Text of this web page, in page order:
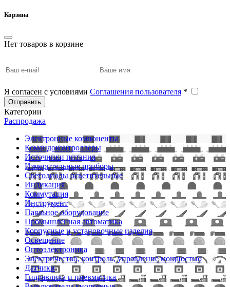
Корзина
Нет товаров в корзине
Я согласен с условиями Соглашения пользователя *
Отправить
Категории
Распродажа
Электронные компоненты
Командоконтроллеры
Источники питания
Измерительные приборы
Светодиоды осветительные
Индикация
Коммутация
Инструмент
Паяльное оборудование
Промышленная автоматика
Корпусные и установочные изделия
Освещение
Оптоэлектроника
Электричество, контроль, управление мощностью
Датчики
Гидравлика и пневматика